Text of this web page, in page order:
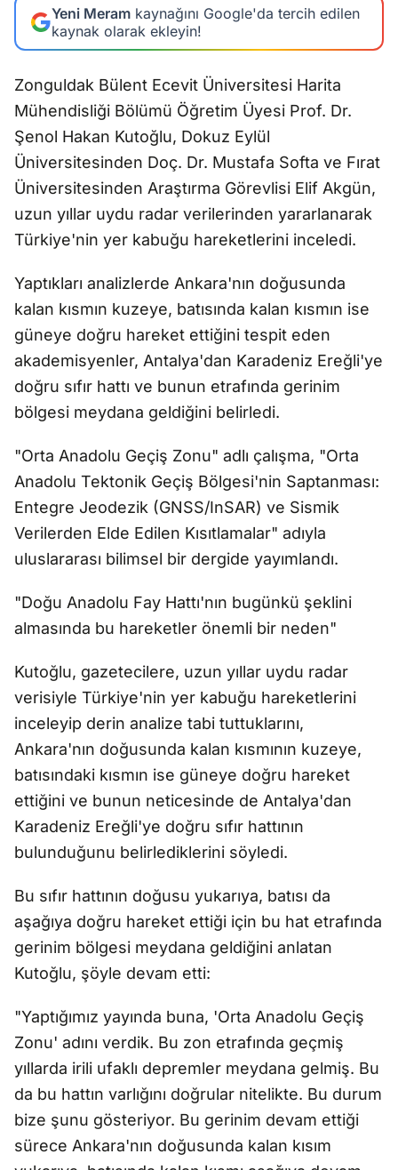
Yeni Meram kaynağını Google'da tercih edilen
kaynak olarak ekleyin!
Zonguldak Bülent Ecevit Üniversitesi Harita
Mühendisliği Bölümü Öğretim Üyesi Prof. Dr.
Şenol Hakan Kutoğlu, Dokuz Eylül
Üniversitesinden Doç. Dr. Mustafa Softa ve Fırat
Üniversitesinden Araştırma Görevlisi Elif Akgün,
uzun yıllar uydu radar verilerinden yararlanarak
Türkiye'nin yer kabuğu hareketlerini inceledi.
Yaptıkları analizlerde Ankara'nın doğusunda
kalan kısmın kuzeye, batısında kalan kısmın ise
güneye doğru hareket ettiğini tespit eden
akademisyenler, Antalya'dan Karadeniz Ereğli'ye
doğru sıfır hattı ve bunun etrafında gerinim
bölgesi meydana geldiğini belirledi.
"Orta Anadolu Geçiş Zonu" adlı çalışma, "Orta
Anadolu Tektonik Geçiş Bölgesi'nin Saptanması:
Entegre Jeodezik (GNSS/InSAR) ve Sismik
Verilerden Elde Edilen Kısıtlamalar" adıyla
uluslararası bilimsel bir dergide yayımlandı.
"Doğu Anadolu Fay Hattı'nın bugünkü şeklini
almasında bu hareketler önemli bir neden"
Kutoğlu, gazetecilere, uzun yıllar uydu radar
verisiyle Türkiye'nin yer kabuğu hareketlerini
inceleyip derin analize tabi tuttuklarını,
Ankara'nın doğusunda kalan kısmının kuzeye,
batısındaki kısmın ise güneye doğru hareket
ettiğini ve bunun neticesinde de Antalya'dan
Karadeniz Ereğli'ye doğru sıfır hattının
bulunduğunu belirlediklerini söyledi.
Bu sıfır hattının doğusu yukarıya, batısı da
aşağıya doğru hareket ettiği için bu hat etrafında
gerinim bölgesi meydana geldiğini anlatan
Kutoğlu, şöyle devam etti:
"Yaptığımız yayında buna, 'Orta Anadolu Geçiş
Zonu' adını verdik. Bu zon etrafında geçmiş
yıllarda irili ufaklı depremler meydana gelmiş. Bu
da bu hattın varlığını doğrular nitelikte. Bu durum
bize şunu gösteriyor. Bu gerinim devam ettiği
sürece Ankara'nın doğusunda kalan kısım